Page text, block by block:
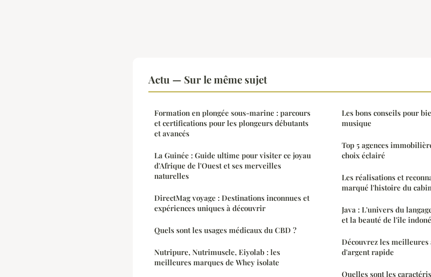
Actu — Sur le même sujet
Formation en plongée sous-marine : parcours
et certifications pour les plongeurs débutants
et avancés
La Guinée : Guide ultime pour visiter ce joyau
d'Afrique de l'Ouest et ses merveilles
naturelles
DirectMag voyage : Destinations inconnues et
expériences uniques à découvrir
Quels sont les usages médicaux du CBD ?
Nutripure, Nutrimuscle, Eiyolab : les
meilleures marques de Whey isolate
Les bons conseils pour
musique
Top 5 agences
choix éclairé
Les réalisations et
marqué l'histoire du
Java : L'univers du
et la beauté de l'île
Découvrez les
d'argent rapide
Quelles sont les